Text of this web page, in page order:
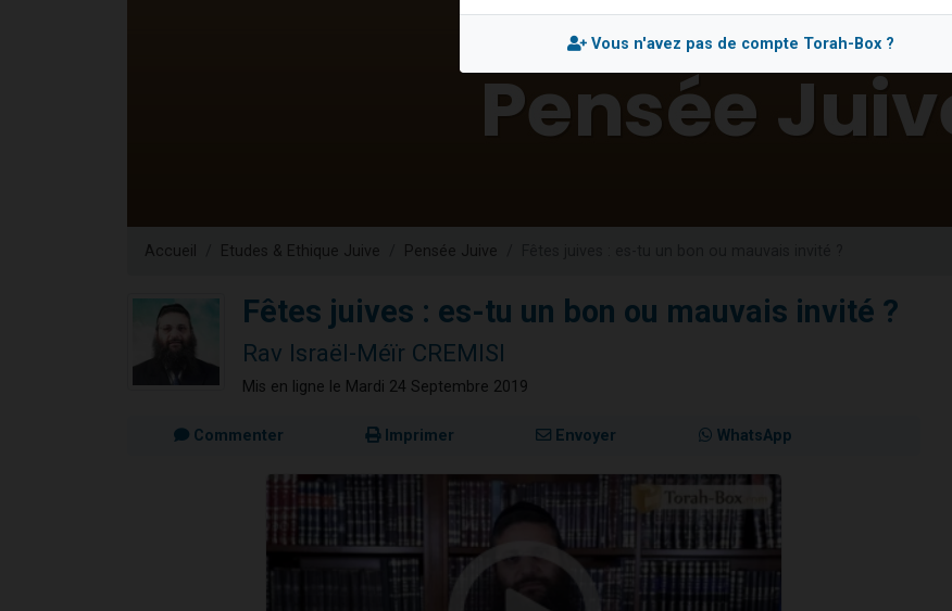
Nathaniel vient de donner son Maasser
6 personnes viennent de faire un don pour 5 enfants déjà orphelins risquent de
2 personnes viennent de faire un don pour Reloger Rivka, 6 enfants, victime de
10 personnes viennent de demander une bénédiction
Accueil Etudes & Ethique Juive Pensée Juive
Fêtes juives : es-tu un bon ou mauvais invité ?
Rav Israël-Méïr CREMISI
Mis en ligne le Mardi 24 Septembre 2019
Commenter Imprimer Envoyer WhatsApp
Vous n'avez pas de compte Torah-Box ?